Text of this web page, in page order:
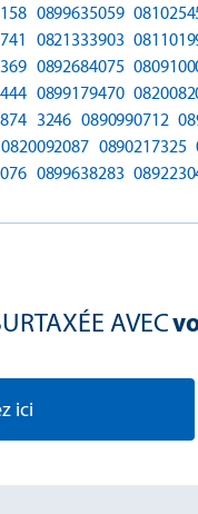
0899635059
0821333903
0892684075
0899179470
3246 0890990712
0820092087 0890217325
0899638283
AVEC
ici